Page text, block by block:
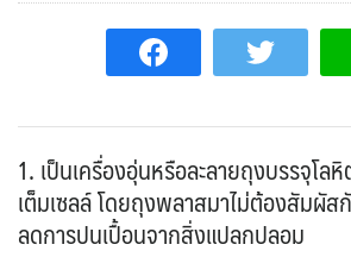
1. เป็นเครื่องอุ่นหรือละลายถุงบรรจุโ
เต็มเซลล์ โดยถุงพลาสมาไม่ต้องสัมผัส
ลดการปนเปื้อนจากสิ่งแปลกปลอม